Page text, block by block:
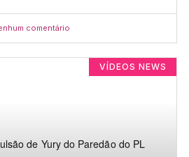
comentário
VÍDEOS NEWS